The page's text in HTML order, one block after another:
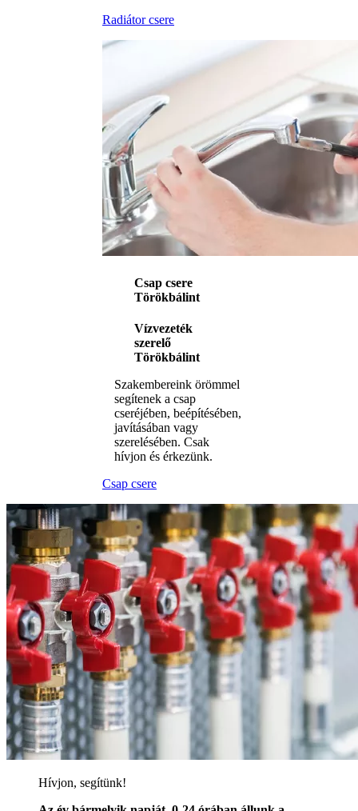
Radiátor csere
Csap csere
Törökbálint
Vízvezeték
szerelő
Törökbálint
Szakembereink örömmel
segítenek a csap
cseréjében, beépítésében,
javításában vagy
szerelésében. Csak
hívjon és érkezünk.
Csap csere
Hívjon, segítünk!